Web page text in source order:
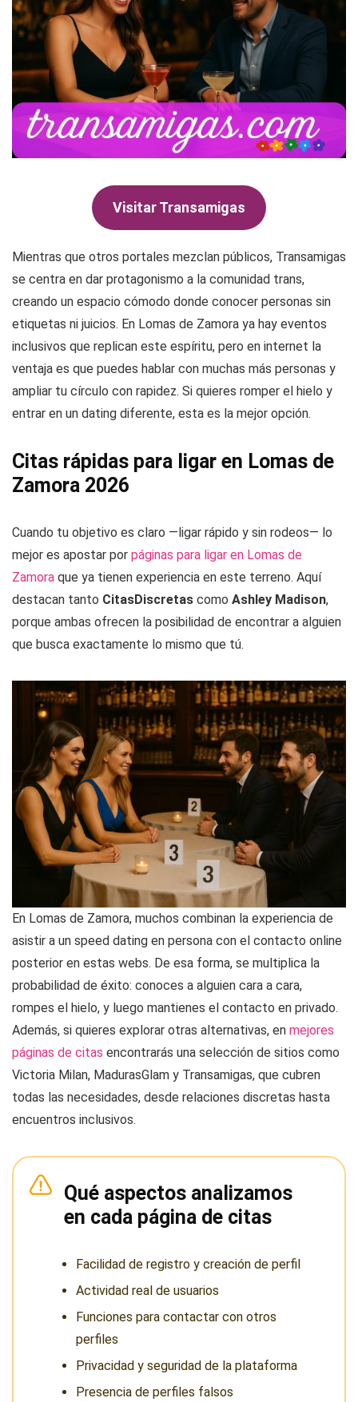
Visitar Transamigas
Mientras que otros portales mezclan públicos, Transamigas
se centra en dar protagonismo a la comunidad trans,
creando un espacio cómodo donde conocer personas sin
etiquetas ni juicios. En Lomas de Zamora ya hay eventos
inclusivos que replican este espíritu, pero en internet la
ventaja es que puedes hablar con muchas más personas y
ampliar tu círculo con rapidez. Si quieres romper el hielo y
entrar en un dating diferente, esta es la mejor opción.
Citas rápidas para ligar en Lomas de
Zamora 2026
Cuando tu objetivo es claro —ligar rápido y sin rodeos— lo
mejor es apostar por páginas para ligar en Lomas de
Zamora que ya tienen experiencia en este terreno. Aquí
destacan tanto CitasDiscretas como Ashley Madison,
porque ambas ofrecen la posibilidad de encontrar a alguien
que busca exactamente lo mismo que tú.
En Lomas de Zamora, muchos combinan la experiencia de
asistir a un speed dating en persona con el contacto online
posterior en estas webs. De esa forma, se multiplica la
probabilidad de éxito: conoces a alguien cara a cara,
rompes el hielo, y luego mantienes el contacto en privado.
Además, si quieres explorar otras alternativas, en mejores
páginas de citas encontrarás una selección de sitios como
Victoria Milan, MadurasGlam y Transamigas, que cubren
todas las necesidades, desde relaciones discretas hasta
encuentros inclusivos.
Qué aspectos analizamos
en cada página de citas
Facilidad de registro y creación de perfil
Actividad real de usuarios
Funciones para contactar con otros
perfiles
Privacidad y seguridad de la plataforma
Presencia de perfiles falsos